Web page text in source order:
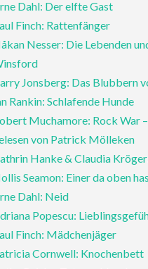
Dahl: Der elfte Gast
Finch: Rattenfänger
Nesser: Die Lebenden
Jonsberg: Das Blubbern
Rankin: Schlafende Hunde
Muchamore: Rock War
von Patrick Mölleken
Hanke & Claudia
Seamon: Einer da oben
Dahl: Neid
Popescu:
Finch: Mädchenjäger
Cornwell: Knochenbett